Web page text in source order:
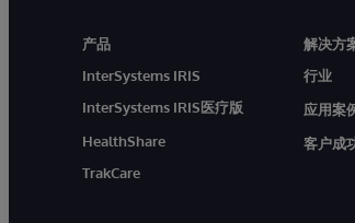
产品
InterSystems IRIS
InterSystems IRIS医疗版
HealthShare
TrakCare
解决方
行业
应用案
客户成